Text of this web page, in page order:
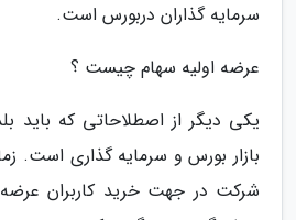
سرمایه گذاران دربورس است.
عرضه اولیه سهام چیست ؟
یکی دیگر از اصطلاحاتی که باید
بازار بورس و سرمایه گذاری است.
شرکت در جهت خرید کاربران